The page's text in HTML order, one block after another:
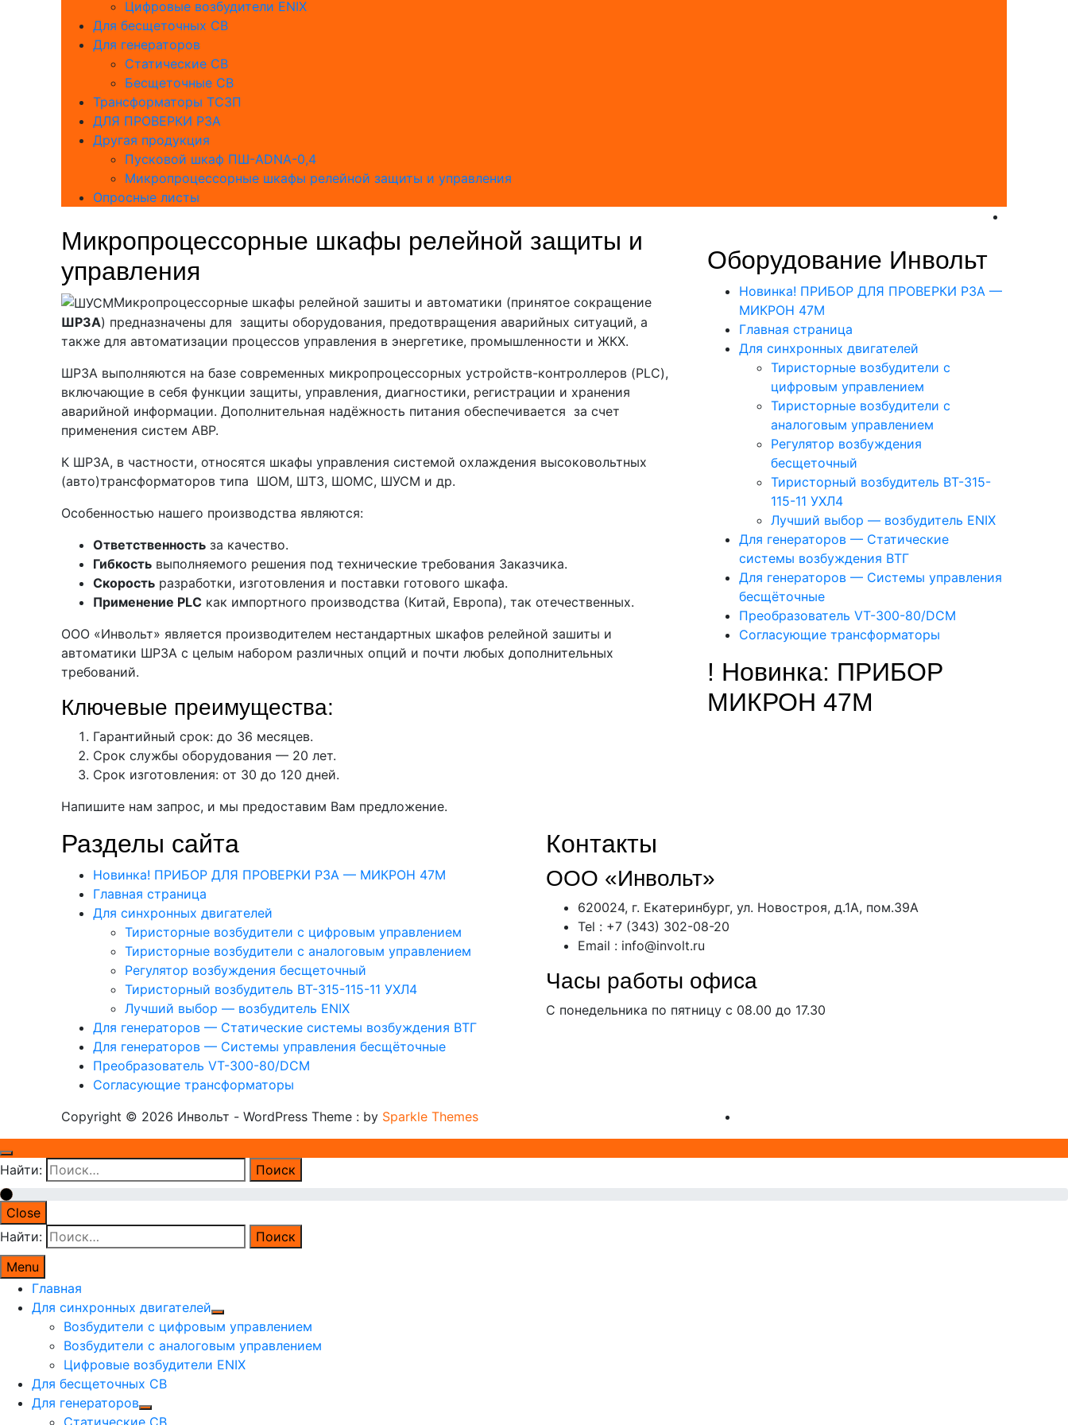
Цифровые возбудители ENIX
Для бесщеточных СВ
Для генераторов
Статические СВ
Бесщеточные СВ
Трансформаторы ТСЗП
ДЛЯ ПРОВЕРКИ РЗА
Другая продукция
Пусковой шкаф ПШ-ADNA-0,4
Микропроцессорные шкафы релейной защиты и управления
Опросные листы
Микропроцессорные шкафы релейной защиты и
управления
Микропроцессорные шкафы релейной зашиты и автоматики (принятое сокращение
ШРЗА) предназначены для защиты оборудования, предотвращения аварийных ситуаций, а
также для автоматизации процессов управления в энергетике, промышленности и ЖКХ.
ШРЗА выполняются на базе современных микропроцессорных устройств-контроллеров (PLC),
включающие в себя функции защиты, управления, диагностики, регистрации и хранения
аварийной информации. Дополнительная надёжность питания обеспечивается за счет
применения систем АВР.
К ШРЗА, в частности, относятся шкафы управления системой охлаждения высоковольтных
(авто)трансформаторов типа ШОМ, ШТЗ, ШОМС, ШУСМ и др.
Особенностью нашего производства являются:
Ответственность за качество.
Гибкость выполняемого решения под технические требования Заказчика.
Скорость разработки, изготовления и поставки готового шкафа.
Применение PLC как импортного производства (Китай, Европа), так отечественных.
ООО «Инвольт» является производителем нестандартных шкафов релейной зашиты и
автоматики ШРЗА с целым набором различных опций и почти любых дополнительных
требований.
Ключевые преимущества:
Гарантийный срок: до 36 месяцев.
Срок службы оборудования — 20 лет.
Срок изготовления: от 30 до 120 дней.
Напишите нам запрос, и мы предоставим Вам предложение.
Оборудование Инвольт
Новинка! ПРИБОР ДЛЯ ПРОВЕРКИ РЗА —
МИКРОН 47М
Главная страница
Для синхронных двигателей
Тиристорные возбудители с
цифровым управлением
Тиристорные возбудители с
аналоговым управлением
Регулятор возбуждения
бесщеточный
Тиристорный возбудитель ВТ-315-
115-11 УХЛ4
Лучший выбор — возбудитель ENIX
Для генераторов — Статические
системы возбуждения ВТГ
Для генераторов — Системы управления
бесщёточные
Преобразователь VT-300-80/DCM
Согласующие трансформаторы
! Новинка: ПРИБОР
МИКРОН 47М
Разделы сайта
Новинка! ПРИБОР ДЛЯ ПРОВЕРКИ РЗА — МИКРОН 47М
Главная страница
Для синхронных двигателей
Тиристорные возбудители с цифровым управлением
Тиристорные возбудители с аналоговым управлением
Регулятор возбуждения бесщеточный
Тиристорный возбудитель ВТ-315-115-11 УХЛ4
Лучший выбор — возбудитель ENIX
Для генераторов — Статические системы возбуждения ВТГ
Для генераторов — Системы управления бесщёточные
Преобразователь VT-300-80/DCM
Согласующие трансформаторы
Контакты
ООО «Инвольт»
620024, г. Екатеринбург, ул. Новостроя, д.1А, пом.39А
Tel : +7 (343) 302-08-20
Email : info@involt.ru
Часы работы офиса
С понедельника по пятницу с 08.00 до 17.30
Copyright © 2026 Инвольт - WordPress Theme : by Sparkle Themes
Найти:
Close
Найти:
Menu
Главная
Для синхронных двигателей
Возбудители с цифровым управлением
Возбудители с аналоговым управлением
Цифровые возбудители ENIX
Для бесщеточных СВ
Для генераторов